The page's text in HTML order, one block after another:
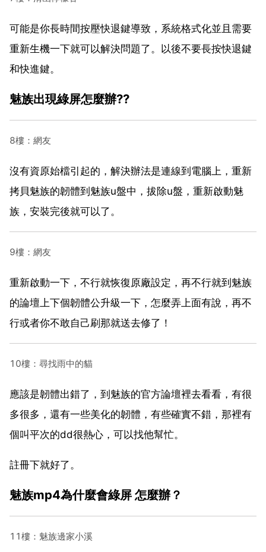
可能是你長時間按壓快退鍵導致，系統格式化並且需要
重新生機一下就可以解決問題了。以後不要長按快退鍵
和快進鍵。
魅族出現綠屏怎麼辦??
8樓：網友
沒有資原始檔引起的，解決辦法是連線到電腦上，重新
拷貝魅族的韌體到魅族u盤中，拔除u盤，重新啟動魅
族，安裝完後就可以了。
9樓：網友
重新啟動一下，不行就恢復原廠設定，再不行就到魅族
的論壇上下個韌體公升級一下，怎麼弄上面有說，再不
行或者你不敢自己刷那就送去修了！
10樓：尋找雨中的貓
應該是韌體出錯了，到魅族的官方論壇裡去看看，有很
多很多，還有一些美化的韌體，有些確實不錯，那裡有
個叫平次的dd很熱心，可以找他幫忙。
註冊下就好了。
魅族mp4為什麼會綠屏 怎麼辦？
11樓：魅族邊家小溪